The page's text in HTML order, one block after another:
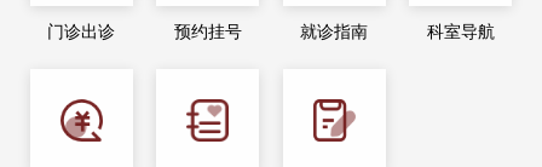
门诊出诊 预约挂号 就诊指南 科室导航